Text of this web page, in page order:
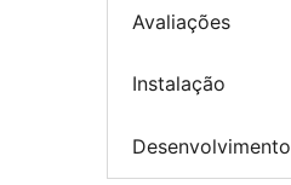
Avaliações
Instalação
Desenvolvimento